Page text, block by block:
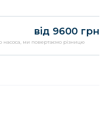
від 9600 грн
насоса, ми повертаємо різницю